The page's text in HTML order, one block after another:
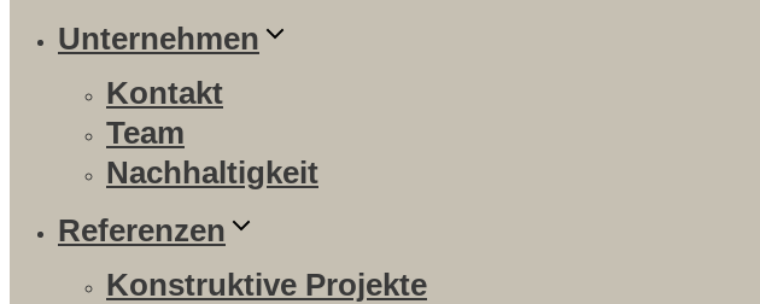
Unternehmen
Kontakt
Team
Nachhaltigkeit
Referenzen
Konstruktive Projekte